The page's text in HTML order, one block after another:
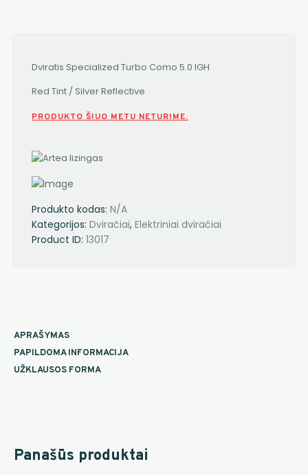
Dviratis Specialized Turbo Como 5.0 IGH
Red Tint / Silver Reflective
PRODUKTO ŠIUO METU NETURIME.
Produkto kodas: N/A
Kategorijos: Dviračiai, Elektriniai dviračiai
Product ID: 13017
APRAŠYMAS
PAPILDOMA INFORMACIJA
UŽKLAUSOS FORMA
Panašūs produktai